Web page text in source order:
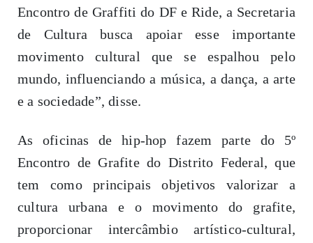
Encontro de Graffiti do DF e Ride, a Secretaria
de Cultura busca apoiar esse importante
movimento cultural que se espalhou pelo
mundo, influenciando a música, a dança, a arte
e a sociedade”, disse.
As oficinas de hip-hop fazem parte do 5º
Encontro de Grafite do Distrito Federal, que
tem como principais objetivos valorizar a
cultura urbana e o movimento do grafite,
proporcionar intercâmbio artístico-cultural,